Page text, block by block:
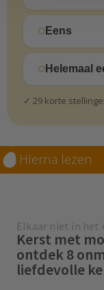
Eens
Helemaal
✓ 29 korte
Hierna lezen
Elkaar niet in het
Kerst met
ontdek 8
liefdevolle